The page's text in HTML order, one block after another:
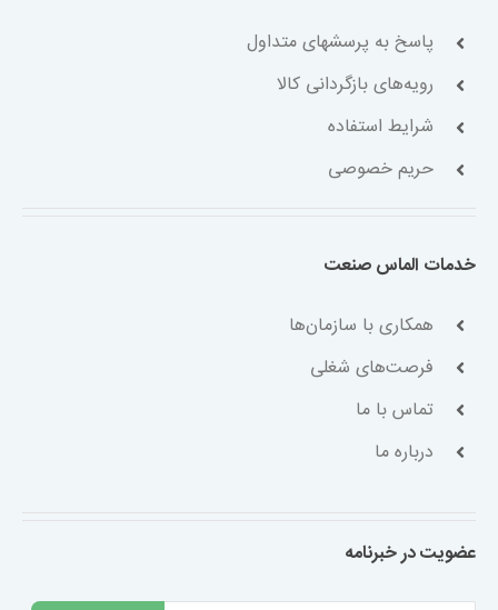
پاسخ به پرسشهای متداول
رویه‌های بازگردانی کالا
شرایط استفاده
حریم خصوصی
خدمات الماس صنعت
همکاری با سازمان‌ها
فرصت‌های شغلی
تماس با ما
درباره ما
عضویت در خبرنامه